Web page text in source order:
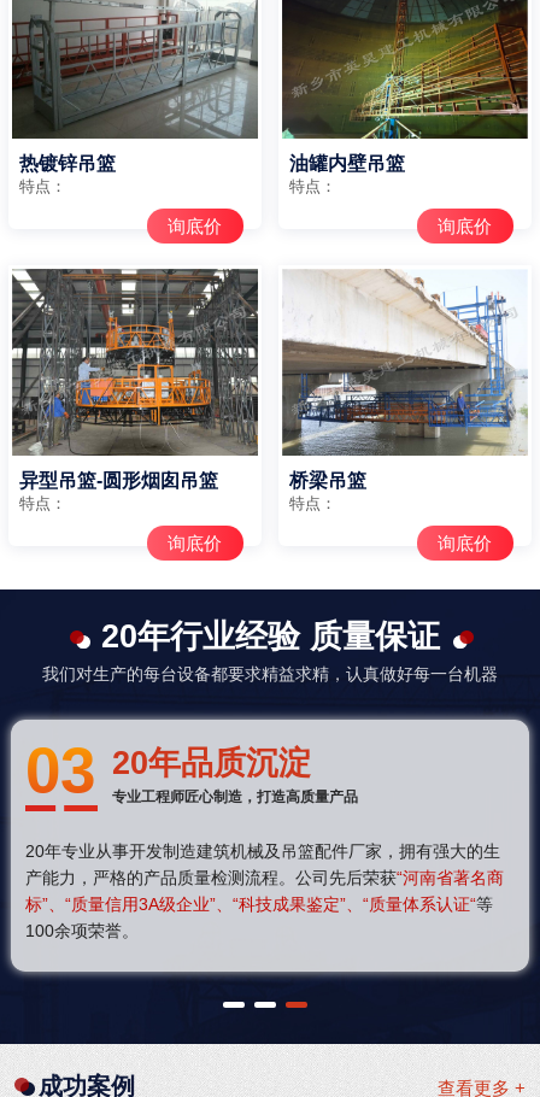
热镀锌吊篮
特点：
询底价
油罐内壁吊篮
特点：
询底价
异型吊篮-圆形烟囱吊篮
特点：
询底价
桥梁吊篮
特点：
询底价
20年行业经验 质量保证
我们对生产的每台设备都要求精益求精，认真做好每一台机器
03 20年品质沉淀
专业工程师匠心制造，打造高质量产品
20年专业从事开发制造建筑机械及吊篮配件厂家，拥有强大的生
产能力，严格的产品质量检测流程。公司先后荣获“河南省著名商
标”、“质量信用3A级企业”、“科技成果鉴定”、“质量体系认证“等
100余项荣誉。
1 2 3
查看更多 +
成功案例